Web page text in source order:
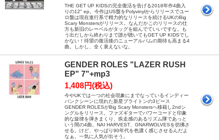
THE GET UP KIDSの完全復活を告げる2018年作4曲入
りの12" ep。今作はUS盤をPolyvinylからリリースでユー
ロ盤は現在進行系で精力的なリリースを続けるUKのBig
Scary Monstersがリリース。なんだかこのリリースの仕
方も新旧のレーベルがタッグを組んでていいですな。も
う出だしから終わりまで誰が聴いてもGET UP KIDSでし
かない！待望の復活後のニューアルバムの期待も高まる4
曲。しかし、全く衰えないな。
GENDER ROLES "LAZER RUSH
EP" 7"+mp3
1,408円(税込)
今やUKでは一つの社会現象にまでなっているインディー
パンクシーンに現れた新星ブライトンの3ピース
GENDER ROLESがBig Scary Monstersへ移籍し2ndシ
ングルをリリース。ファズギターでパワーコードと印象
的な旋律を弾きまくり、疾走感のあるリズム隊であっと
いう間の4曲。NAI HARVEST、GNARWOLVESを彷彿さ
せる。けど、やっぱり90年代を色濃く感じさせるんだよ
なぁ。一気に人気が出そう。